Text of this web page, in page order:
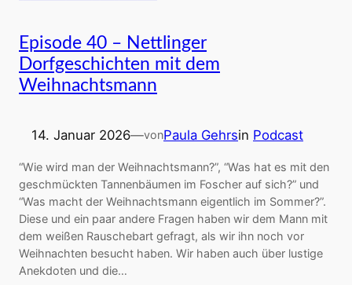
Episode 40 – Nettlinger
Dorfgeschichten mit dem
Weihnachtsmann
14. Januar 2026—vonPaula Gehrsin Podcast
“Wie wird man der Weihnachtsmann?”, “Was hat es mit den
geschmückten Tannenbäumen im Foscher auf sich?” und
“Was macht der Weihnachtsmann eigentlich im Sommer?”.
Diese und ein paar andere Fragen haben wir dem Mann mit
dem weißen Rauschebart gefragt, als wir ihn noch vor
Weihnachten besucht haben. Wir haben auch über lustige
Anekdoten und die…